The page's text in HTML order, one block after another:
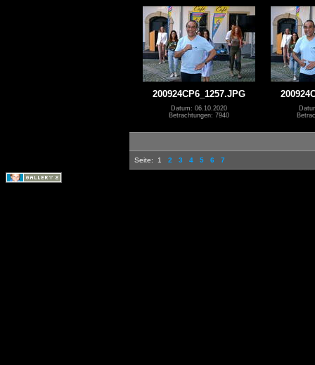
200924CP6_1257.JPG
Datum: 06.10.2020
Betrachtungen: 7940
Seite: 1 2 3 4 5 6 7